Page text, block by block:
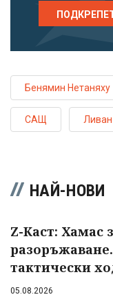
Бенямин Нетаняху
САЩ Ливан
НАЙ-НОВИ
Z-Каст: Хамас
тактически
05.08.2026